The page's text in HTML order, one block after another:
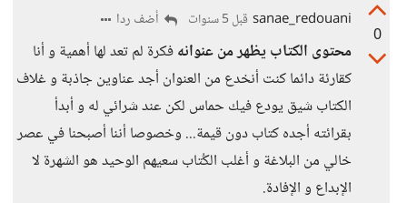
0
sanae_redouani قبل 5 سنوات أضف ردا
محتوى الكتاب يظهر من عنوانهفكرة لم تعد لها أهمية و أنا
كقارئة دائما كنت أنخدع من العنوان أجد عناوين جاذبة و غلاف
الكتاب شيق يودع فيك حماس لكن عند شرائي له و أبدأ
بقرائته أجده كتاب دون قيمة... وخصوصا أننا أصبحنا في عصر
خالي من البلاغة و أغلب الكُتاب سعيهم الوحيد هو الشهرة لا
الإبداع و الإفادة.